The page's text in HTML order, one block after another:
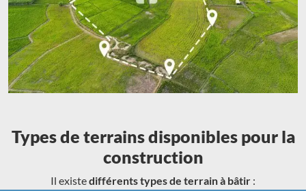
Types de terrains disponibles pour la
construction
Il existedifférents types de terrain à bâtir :